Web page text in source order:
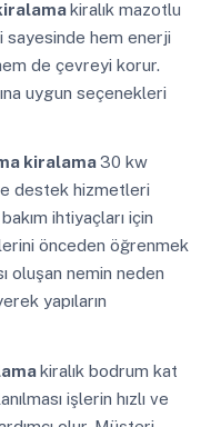
kiralamakiralık mazotlu
sayesinde hem enerji
de çevreyi korur.
uygun seçenekleri
kiralama30 kw
destek hizmetleri
bakım ihtiyaçları için
önceden öğrenmek
oluşan nemin neden
yapıların
kiralık bodrum kat
işlerin hızlı ve